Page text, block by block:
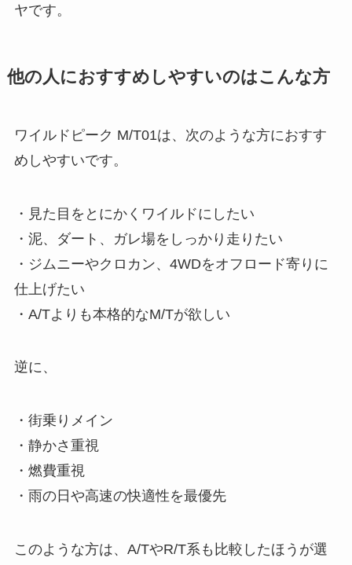
ヤです。
他の人におすすめしやすいのはこんな方
ワイルドピーク M/T01は、次のような方におすす
めしやすいです。
・見た目をとにかくワイルドにしたい
・泥、ダート、ガレ場をしっかり走りたい
・ジムニーやクロカン、4WDをオフロード寄りに
仕上げたい
・A/Tよりも本格的なM/Tが欲しい
逆に、
・街乗りメイン
・静かさ重視
・燃費重視
・雨の日や高速の快適性を最優先
このような方は、A/TやR/T系も比較したほうが選